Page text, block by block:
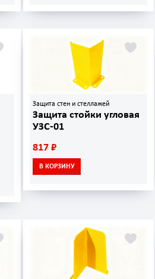
Защита стен и стеллажей
Защита стойки угловая
УЗС-01
817 ₽
В КОРЗИНУ